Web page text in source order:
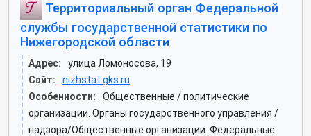
Территориальный орган Федеральной
службы государственной статистики по
Нижегородской области
Адрес:
улица Ломоносова, 19
Сайт:
nizhstat.gks.ru
Особенности:
Общественные / политические
организации. Органы государственного управления /
надзора/Общественные организации. Федеральные